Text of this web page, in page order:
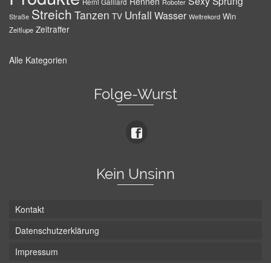
Remi Gaillard Roboter
Straße Streich Tanzen TV Unfall Wasser Weltrekord Win
Zeitlupe Zeitraffer
Alle Kategorien
Folge-Wurst
Kein Unsinn
Kontakt
Datenschutzerklärung
Impressum